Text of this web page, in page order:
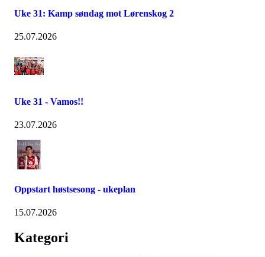
Uke 31: Kamp søndag mot Lørenskog 2
25.07.2026
Uke 31 - Vamos!!
23.07.2026
Oppstart høstsesong - ukeplan
15.07.2026
Kategori